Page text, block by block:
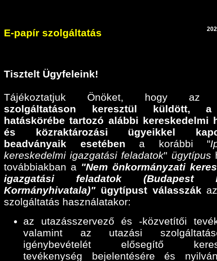
E-papír szolgáltatás
Tisztelt Ügyfeleink!
Tájékoztatjuk Önöket, hogy
szolgáltatáson keresztül küldött,a
hatáskörébe tartozó alábbi kereskedelmi
és közraktározási ügyeikkel
beadványaik esetében a korábbi "
kereskedelmi igazgatási feladatok" ügytípus
továbbiakban a "Nem önkormányzati
igazgatási feladatok (Budapest
Kormányhivatala)" ügytípust válasszák
szolgáltatás használatakor:
az utazásszervező és -közvetítői
valamint az utazási
igénybevételét elősegítő
tevékenység bejelentésére és